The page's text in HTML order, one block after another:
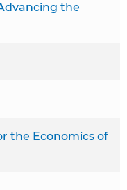
the
the Economics of